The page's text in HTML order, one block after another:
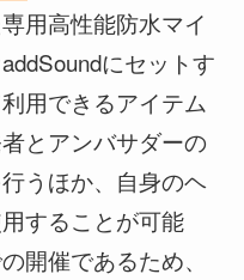
用高性能防水マイ
にセットす
用できるアイテム
とアンバサダーの
うほか、自身のヘ
することが可能
開催であるため、